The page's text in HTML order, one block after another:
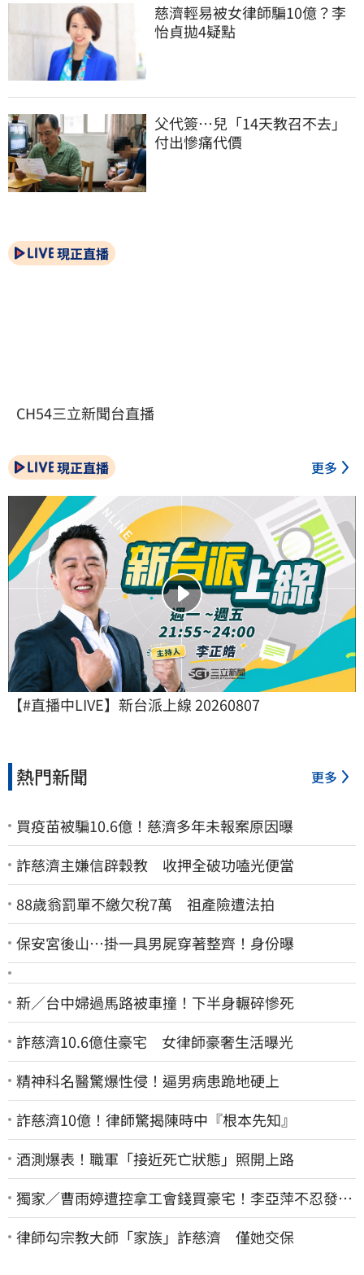
慈濟輕易被女律師騙10億？李
怡貞拋4疑點
父代簽…兒「14天教召不去」
付出慘痛代價
現正直播
CH54三立新聞台直播
現正直播 更多
【#直播中LIVE】新台派上線 20260807
熱門新聞 更多
買疫苗被騙10.6億！慈濟多年未報案原因曝
詐慈濟主嫌信辟穀教 收押全破功嗑光便當
88歲翁罰單不繳欠稅7萬 祖產險遭法拍
保安宮後山…掛一具男屍穿著整齊！身份曝
新／台中婦過馬路被車撞！下半身輾碎慘死
詐慈濟10.6億住豪宅 女律師豪奢生活曝光
精神科名醫驚爆性侵！逼男病患跪地硬上
詐慈濟10億！律師驚揭陳時中『根本先知』
酒測爆表！職軍「接近死亡狀態」照開上路
獨家／曹雨婷遭控拿工會錢買豪宅！李亞萍不忍發
聲：余天管工會都貼錢
律師勾宗教大師「家族」詐慈濟 僅她交保